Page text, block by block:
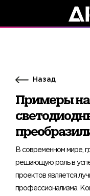
Назад
Примеры
В современном мире,
решающую роль в
проектов является
профессионализма.